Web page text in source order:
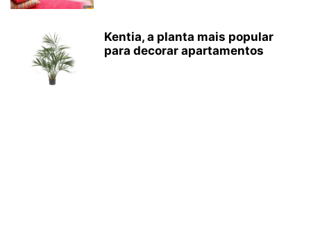
Kentia, a planta mais popular
para decorar apartamentos